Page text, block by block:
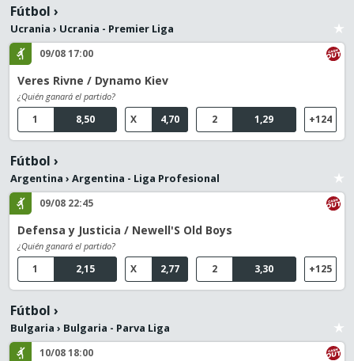
Fútbol ›
Ucrania › Ucrania - Premier Liga
09/08 17:00
Veres Rivne / Dynamo Kiev
¿Quién ganará el partido?
8,50
1 4,70
X 1,29
2 +124
Fútbol ›
Argentina › Argentina - Liga Profesional
09/08 22:45
Defensa y Justicia / Newell'S Old Boys
¿Quién ganará el partido?
2,15
1 2,77
X 3,30
2 +125
Fútbol ›
Bulgaria › Bulgaria - Parva Liga
10/08 18:00